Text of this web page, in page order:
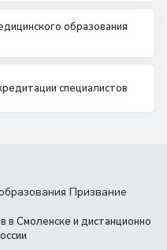
обучения
образования
специалистов
в Смоленске и дистанционно